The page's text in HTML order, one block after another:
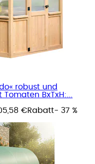
robust und
BxTxH:...
€Rabatt- 37 %